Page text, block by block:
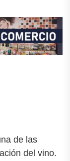
de las
del vino.